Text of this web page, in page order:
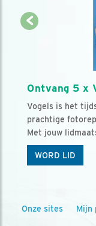
Ontvang 5 x
Vogels is het
prachtige
Met jouw
WORD LID
Onze sites Mijn